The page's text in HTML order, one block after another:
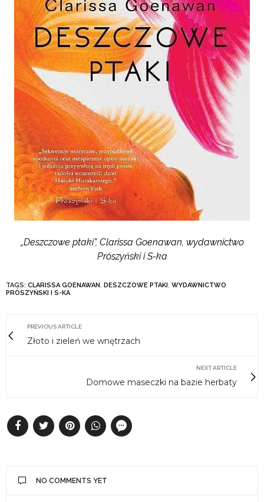
„Deszczowe ptaki”, Clarissa Goenawan, wydawnictwo
Prószyński i S-ka
TAGS: CLARISSA GOENAWAN , DESZCZOWE PTAKI , WYDAWNICTWO
PRÓSZYŃSKI I S-KA
PREVIOUS ARTICLE
Złoto i zieleń we wnętrzach
NEXT ARTICLE
Domowe maseczki na bazie herbaty
NO COMMENTS YET